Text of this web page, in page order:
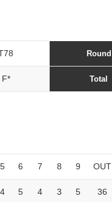
Round
F* Total
5 6 7 8 9 OUT
4 5 4 3 5 36